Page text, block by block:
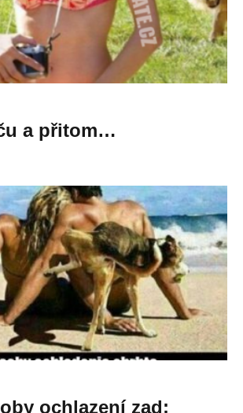
a přitom…
ochlazení zad: